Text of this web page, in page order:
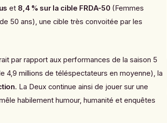
et 8,4 % sur la cible FRDA-50 (Femmes
50 ans), une cible très convoitée par les
par rapport aux performances de la saison 5
4,9 millions de téléspectateurs en moyenne), la
. La Deux continue ainsi de jouer sur une
habilement humour, humanité et enquêtes